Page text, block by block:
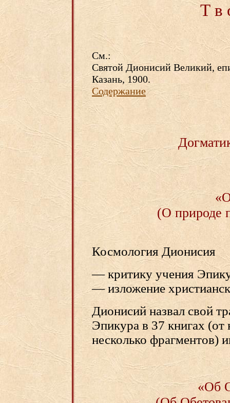
Т в
См.:
Святой Дионисий Великий,
Казань, 1900.
Содержание
(О природе
Космология Дионисия
— критику учения
— изложение
Дионисий назвал свой
Эпикура в 37 книгах (от
несколько фрагментов)
«Об